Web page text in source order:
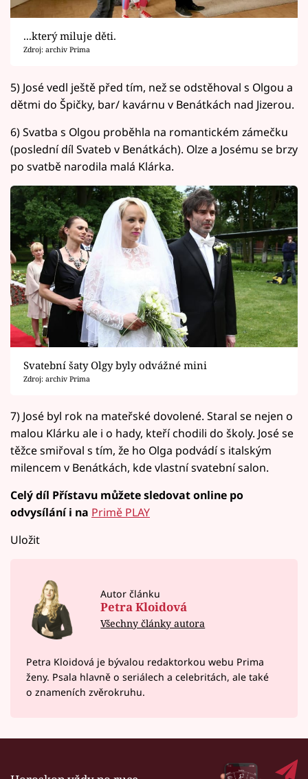
...který miluje děti.
Zdroj: archiv Prima
5) José vedl ještě před tím, než se odstěhoval s Olgou a
dětmi do Špičky, bar/ kavárnu v Benátkách nad Jizerou.
6) Svatba s Olgou proběhla na romantickém zámečku
(poslední díl Svateb v Benátkách). Olze a Josému se brzy
po svatbě narodila malá Klárka.
Svatební šaty Olgy byly odvážné mini
Zdroj: archiv Prima
7) José byl rok na mateřské dovolené. Staral se nejen o
malou Klárku ale i o hady, kteří chodili do školy. José se
těžce smiřoval s tím, že ho Olga podvádí s italským
milencem v Benátkách, kde vlastní svatební salon.
Celý díl Přístavu můžete sledovat online po
odvysílání i na Primě PLAY
Uložit
Autor článku
Petra Kloidová
Všechny články autora
Petra Kloidová je bývalou redaktorkou webu Prima
ženy. Psala hlavně o seriálech a celebritách, ale také
o znameních zvěrokruhu.